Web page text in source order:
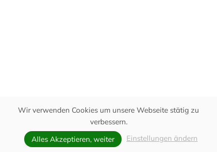
UNVERBINDLICH ANFRAGEN
ANFRAGEN
Wir verwenden Cookies um unsere Webseite stätig zu
verbessern.
Alles Akzeptieren, weiter
Einstellungen ändern